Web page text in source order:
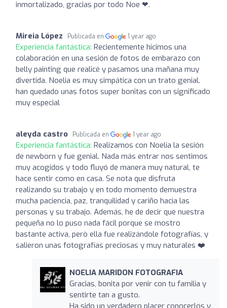
inmortalizado, gracias por todo Noe ❤.
Mireia López Publicada en 1 year ago
Experiencia fantástica: Recientemente hicimos una
colaboración en una sesión de fotos de embarazo con
belly painting que realicé y pasamos una mañana muy
divertida. Noelia es muy simpática con un trato genial.
han quedado unas fotos super bonitas con un significado
muy especial
aleyda castro Publicada en 1 year ago
Experiencia fantástica: Realizamos con Noelia la sesión
de newborn y fue genial. Nada más entrar nos sentimos
muy acogidos y todo fluyó de manera muy natural, te
hace sentir como en casa. Se nota que disfruta
realizando su trabajo y en todo momento demuestra
mucha paciencia, paz, tranquilidad y cariño hacia las
personas y su trabajo. Además, he de decir que nuestra
pequeña no lo puso nada fácil porque se mostro
bastante activa, però ella fue realizándole fotografías, y
salieron unas fotografías preciosas y muy naturales ❤️
NOELIA MARIDON FOTOGRAFIA
Gracias, bonita por venir con tu familia y
sentirte tan a gusto.
Ha sido un verdadero placer conocerlos y